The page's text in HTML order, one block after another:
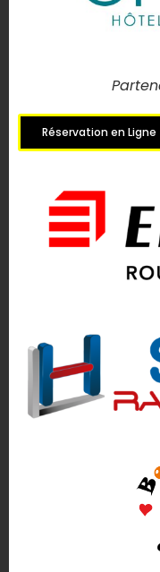
Réservation en Ligne